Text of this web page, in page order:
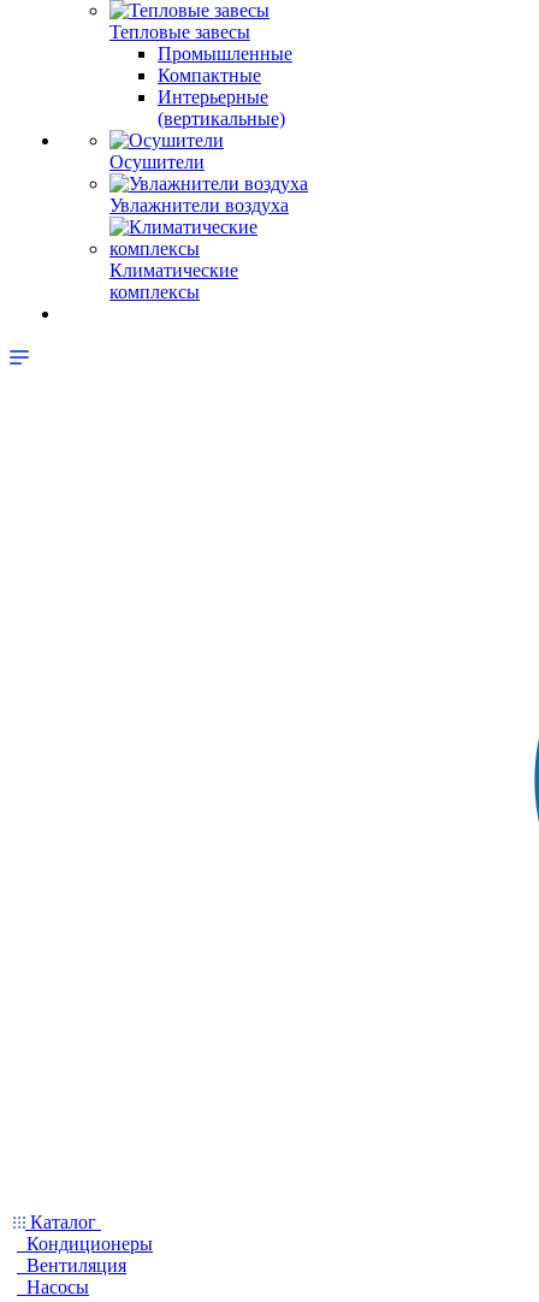
Тепловые завесы
Промышленные
Компактные
Интерьерные
(вертикальные)
Осушители
Увлажнители воздуха
Климатические
комплексы
Каталог
Кондиционеры
Вентиляция
Насосы